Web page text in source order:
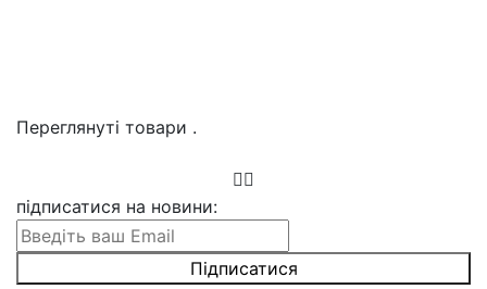
Переглянуті товари .
підписатися на новини: